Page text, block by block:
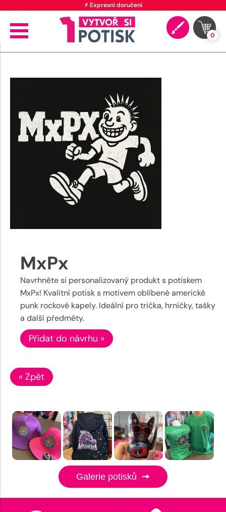
⚡ Expresní doručení
0
MxPx
Navrhněte si personalizovaný produkt s potiskem
MxPx! Kvalitní potisk s motivem oblíbené americké
punk rockové kapely. Ideální pro trička, hrníčky, tašky
a další předměty.
Přidat do návrhu »
« Zpět
Galerie potisků